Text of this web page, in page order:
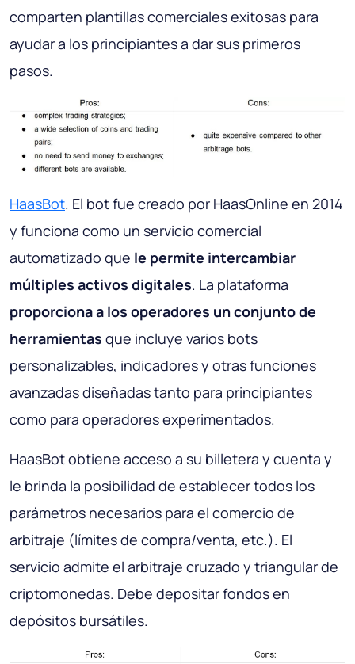
comparten plantillas comerciales exitosas para
ayudar a los principiantes a dar sus primeros
pasos.
HaasBot. El bot fue creado por HaasOnline en 2014
y funciona como un servicio comercial
automatizado que le permite intercambiar
múltiples activos digitales. La plataforma
proporciona a los operadores un conjunto de
herramientas que incluye varios bots
personalizables, indicadores y otras funciones
avanzadas diseñadas tanto para principiantes
como para operadores experimentados.
HaasBot obtiene acceso a su billetera y cuenta y
le brinda la posibilidad de establecer todos los
parámetros necesarios para el comercio de
arbitraje (límites de compra/venta, etc.). El
servicio admite el arbitraje cruzado y triangular de
criptomonedas. Debe depositar fondos en
depósitos bursátiles.